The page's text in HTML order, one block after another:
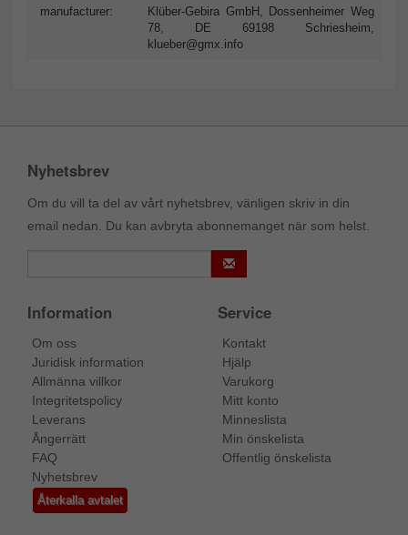
manufacturer:
Klüber-Gebira GmbH, Dossenheimer Weg
78, DE 69198 Schriesheim,
klueber@gmx.info
Nyhetsbrev
Om du vill ta del av vårt nyhetsbrev, vänligen skriv in din
email nedan. Du kan avbryta abonnemanget när som helst.
Information
Om oss
Juridisk information
Allmänna villkor
Integritetspolicy
Leverans
Ångerrätt
FAQ
Nyhetsbrev
Återkalla avtalet
Service
Kontakt
Hjälp
Varukorg
Mitt konto
Minneslista
Min önskelista
Offentlig önskelista